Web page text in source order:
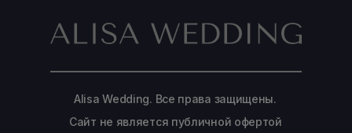
Alisa Wedding. Все права защищены.
Сайт не является публичной офертой